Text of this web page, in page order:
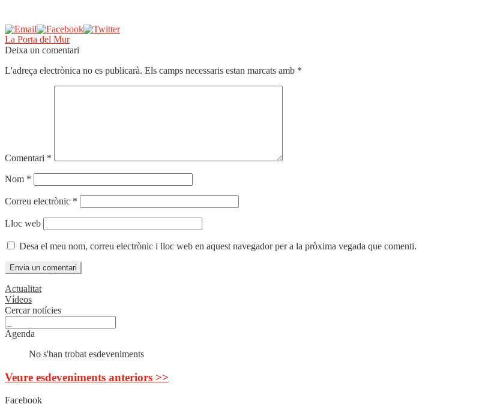
Navegació
d'entrades
Entrada
anterior:
La Porta del Mur
Deixa un comentari
L'adreça electrònica no es publicarà. Els camps necessaris estan marcats amb *
Comentari *
Nom *
Correu electrònic *
Lloc web
Desa el meu nom, correu electrònic i lloc web en aquest navegador per a la pròxima vegada que comenti.
Actualitat
Vídeos
Cercar notícies
Agenda
No s'han trobat esdeveniments
Veure esdeveniments anteriors >>
Facebook